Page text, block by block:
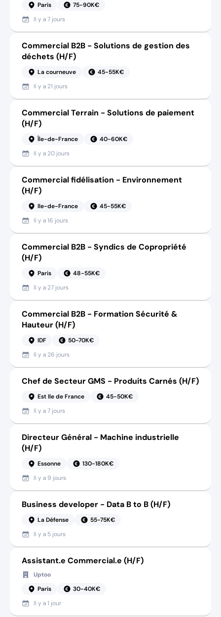
Paris
75-90K€
Il y a7 jours
Commercial B2B - Solutions de gestion des
déchets (H/F)
La courneuve
45-55K€
Il y a 21 jours
Commercial Terrain - Solutions de paiement
(H/F)
Île-de-France
40-60K€
Il y a 20 jours
Commercial fidélisation - Environnement
(H/F)
Ile-de-France
45-55K€
Il y a16 jours
Commercial B2B - Syndics de Copropriété
(H/F)
Paris
48-55K€
Il y a 27 jours
Commercial B2B - Formation Sécurité &
Hauteur (H/F)
IDF
50-70K€
Il y a 26 jours
Chef de Secteur GMS - Produits Carnés (H/F)
Est Ile de France
45-50K€
Il y a7 jours
Directeur Général - Machine industrielle
(H/F)
Essonne
130-180K€
Il y a 9 jours
Business developer - Data B to B (H/F)
La Défense
55-75K€
Il y a 5 jours
Assistant.e Commercial.e (H/F)
Uptoo
Paris
30-40K€
Il y a1 jour